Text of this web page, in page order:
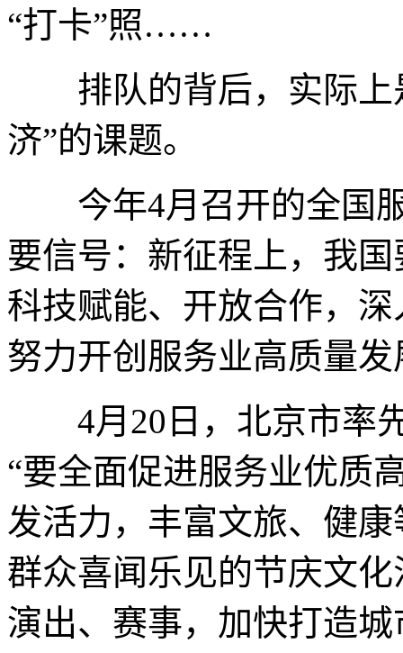
“打卡”照……
排队的背后，实际上
济”的课题。
今年4月召开的全国服
要信号：新征程上，我
科技赋能、开放合作，
努力开创服务业高质量
4月20日，北京市率先
“要全面促进服务业优质
发活力，丰富文旅、健
群众喜闻乐见的节庆文
演出、赛事，加快打造